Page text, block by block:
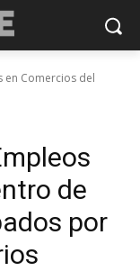
en Comercios del
de
por